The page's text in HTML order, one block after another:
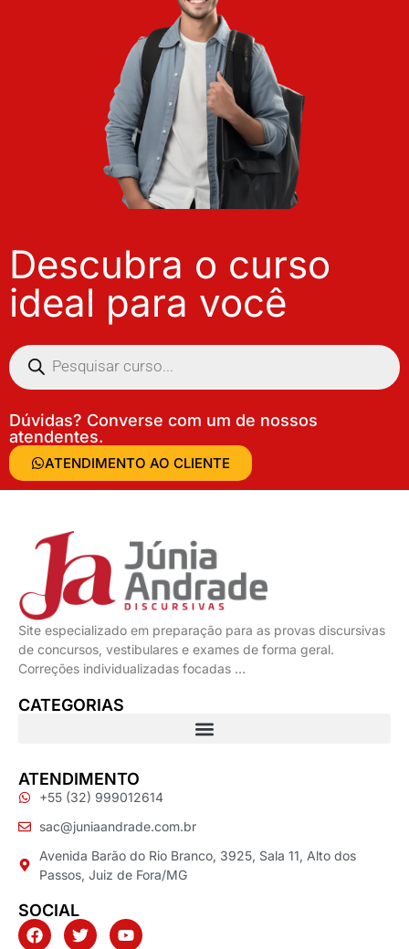
Descubra o curso
ideal para você
Dúvidas? Converse com um de nossos
atendentes.
ATENDIMENTO AO CLIENTE
Site especializado em preparação para as provas discursivas
de concursos, vestibulares e exames de forma geral.
Correções individualizadas focadas …
CATEGORIAS
ATENDIMENTO
+55 (32) 999012614
sac@juniaandrade.com.br
Avenida Barão do Rio Branco, 3925, Sala 11, Alto dos
Passos, Juiz de Fora/MG
SOCIAL